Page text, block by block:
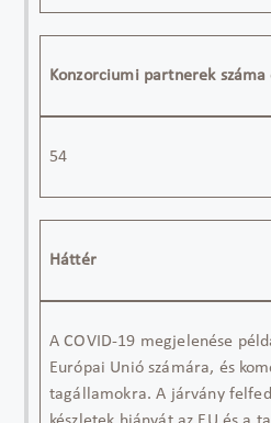
Konzorciumi partnerek száma
54
Háttér
A COVID-19 megjelenése
Európai Unió számára, és
tagállamokra. A járvány